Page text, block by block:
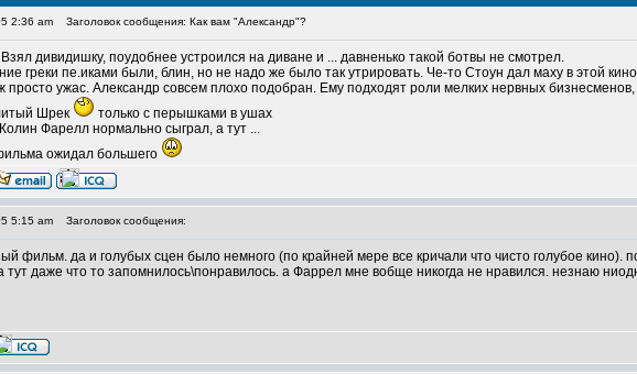
2:36 am Заголовок сообщения: Как вам "Александр"?
дивидишку, поудобнее устроился на диване и ... давненько такой ботвы не смотрел.
греки пе.иками были, блин, но не надо же было так утрировать. Че-то Стоун дал маху в этой
просто ужас. Александр совсем плохо подобран. Ему подходят роли мелких нервных
Шрек
только с перышками в ушах
Фарелл нормально сыграл, а тут ...
ожидал большего
5:15 am Заголовок сообщения:
фильм. да и голубых сцен было немного (по крайней мере все кричали что чисто голубое
даже что то запомнилось\понравилось. а Фаррел мне вобще никогда не нравился. незнаю